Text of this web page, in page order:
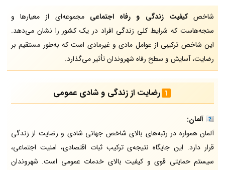
شاخصکیفیت زندگی و رفاه اجتماعی مجموعه‌ای از معیارها و
سنجه‌هاست که شرایط کلی زندگی افراد در یک کشور را نشان می‌دهد.
این شاخص ترکیبی از عوامل مادی و غیرمادی است که به‌طور مستقیم بر
رضایت، آسایش و سطح رفاه شهروندان تأثیر می‌گذارد.
رضایت از زندگی و شادی عمومی
🇩🇪 آلمان:
آلمان همواره در رتبه‌های بالای شاخص جهانی شادی و رضایت از زندگی
قرار دارد. این جایگاه نتیجه‌ی ترکیب ثبات اقتصادی، امنیت اجتماعی،
سیستم حمایتی قوی و کیفیت بالای خدمات عمومی است. شهروندان